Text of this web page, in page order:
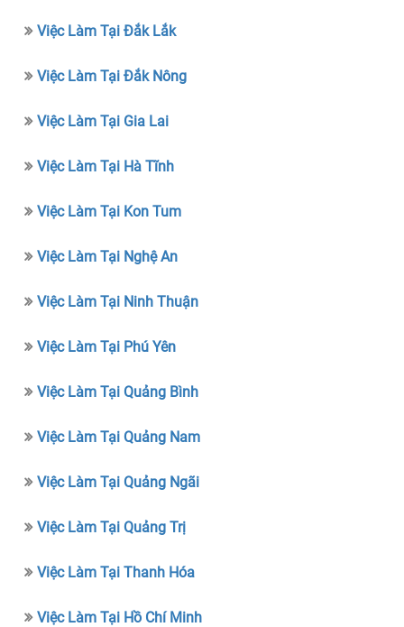
Việc Làm Tại Đắk Lắk
Việc Làm Tại Đắk Nông
Việc Làm Tại Gia Lai
Việc Làm Tại Hà Tĩnh
Việc Làm Tại Kon Tum
Việc Làm Tại Nghệ An
Việc Làm Tại Ninh Thuận
Việc Làm Tại Phú Yên
Việc Làm Tại Quảng Bình
Việc Làm Tại Quảng Nam
Việc Làm Tại Quảng Ngãi
Việc Làm Tại Quảng Trị
Việc Làm Tại Thanh Hóa
Việc Làm Tại Hồ Chí Minh